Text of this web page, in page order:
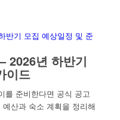
2026년 하반기
이드
를 준비한다면 공식 공고
산과 숙소 계획을 정리해